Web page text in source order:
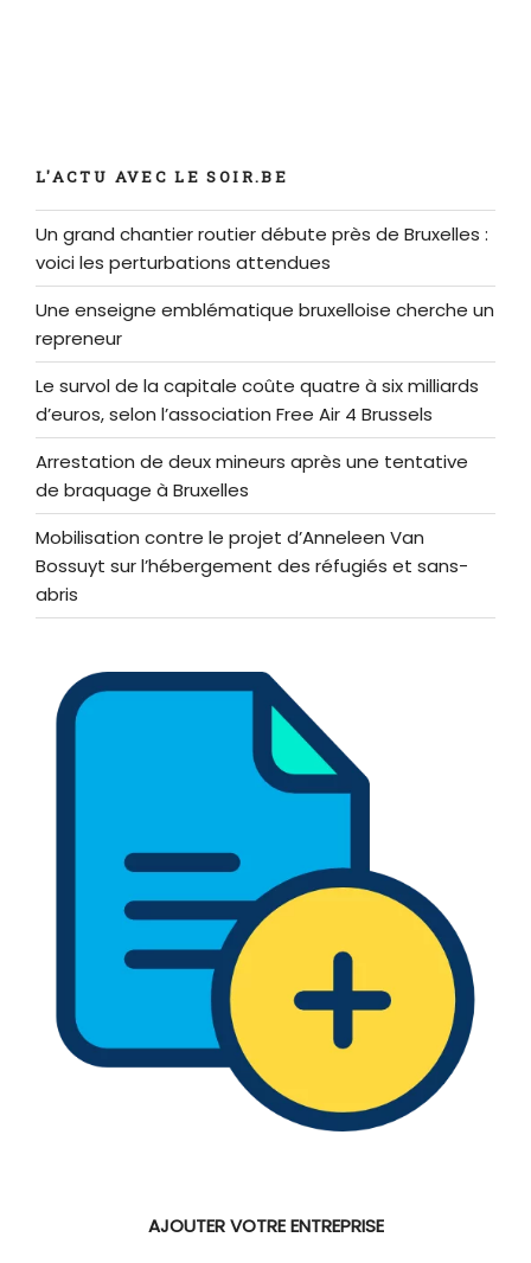
L'ACTU AVEC LE SOIR.BE
Un grand chantier routier débute près de Bruxelles :
voici les perturbations attendues
Une enseigne emblématique bruxelloise cherche un
repreneur
Le survol de la capitale coûte quatre à six milliards
d’euros, selon l’association Free Air 4 Brussels
Arrestation de deux mineurs après une tentative
de braquage à Bruxelles
Mobilisation contre le projet d’Anneleen Van
Bossuyt sur l’hébergement des réfugiés et sans-
abris
AJOUTER VOTRE ENTREPRISE